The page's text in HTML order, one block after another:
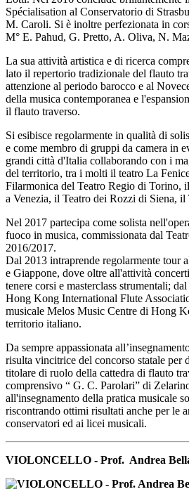
Spécialisation al Conservatorio di
M. Caroli. Si è inoltre perfezionata in
M° E. Pahud, G. Pretto, A. Oliva, N.
La sua attività artistica e di ricerca
lato il repertorio tradizionale del flauto
attenzione al periodo barocco e al
della musica contemporanea e
il flauto traverso.
Si esibisce regolarmente in qualità di
e come membro di gruppi da camera in
grandi città d'Italia collaborando con i
del territorio, tra i molti il teatro La
Filarmonica del Teatro Regio di Torino,
a Venezia, il Teatro dei Rozzi di Siena, il
Nel 2017 partecipa come solista
fuoco in musica, commissionata dal
2016/2017.
Dal 2013 intraprende regolarmente tour
e Giappone, dove oltre all'attività
tenere corsi e masterclass strumentali;
Hong Kong International Flute
musicale Melos Music Centre di Hong
territorio italiano.
Da sempre appassionata
risulta vincitrice del concorso statale per
titolare di ruolo della cattedra di flauto
comprensivo “ G. C. Parolari” di
all'insegnamento della pratica musicale
riscontrando ottimi risultati anche per le
conservatori ed ai licei musicali.
VIOLONCELLO - Prof. Andrea